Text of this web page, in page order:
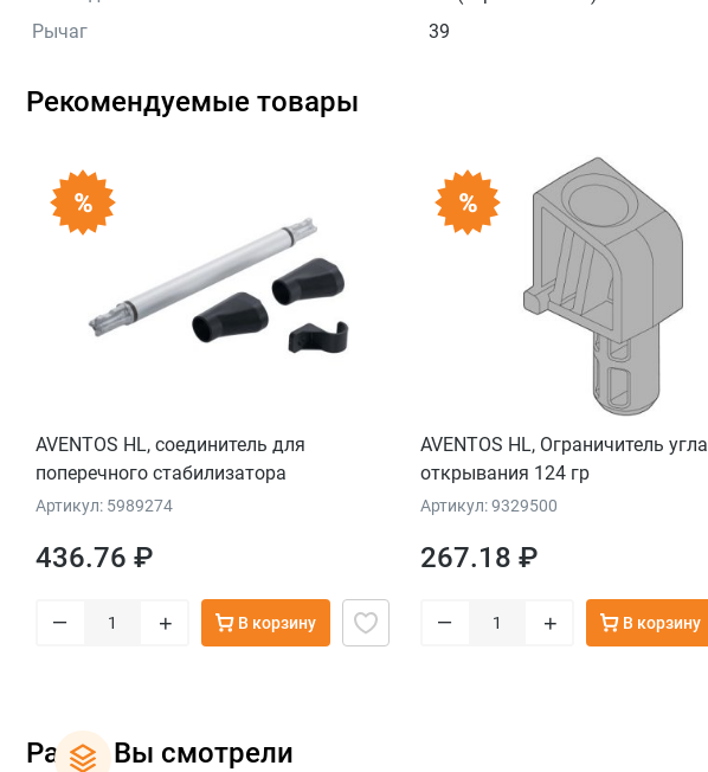
Рычаг
39
Рекомендуемые товары
AVENTOS HL, соединитель для
поперечного стабилизатора
Артикул: 5989274
436.76 ₽
– + В корзину
AVENTOS HL, Ограничитель угла
открывания 124 гр
Артикул: 9329500
267.18 ₽
– + В корзину
Ранее Вы смотрели